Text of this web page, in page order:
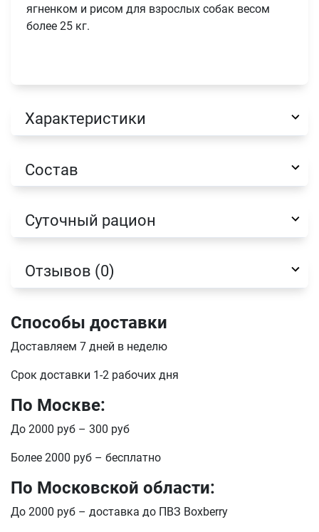
ягненком и рисом для взрослых собак весом
более 25 кг.
Характеристики
Состав
Суточный рацион
Отзывов (0)
Способы доставки
Доставляем 7 дней в неделю
Срок доставки 1-2 рабочих дня
По Москве:
До 2000 руб – 300 руб
Более 2000 руб – бесплатно
По Московской области:
До 2000 руб – доставка до ПВЗ Boxberry
Продолжить покупки
Оформить заказ
Телефон